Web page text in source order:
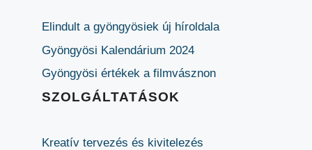
Elindult a gyöngyösiek új híroldala
Gyöngyösi Kalendárium 2024
Gyöngyösi értékek a filmvásznon
SZOLGÁLTATÁSOK
Kreatív tervezés és kivitelezés